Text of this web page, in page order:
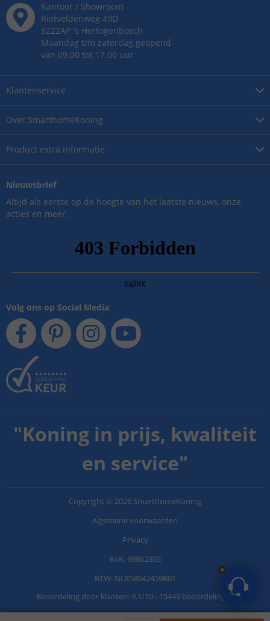
Over SmarthomeKoning
Product extra informatie
Klantenservice
Kantoor / Showroom
Rietveldenweg 49D
5222AP 's Hertogenbosch
Maandag t/m zaterdag geopend
van 09.00 tot 17.00 uur
Nieuwsbrief
Altijd als eerste op de hoogte van het laatste nieuws, onze
acties en meer.
Volg ons op Social Media
"Koning in prijs, kwaliteit
en service"
Copyright © 2026 SmarthomeKoning
Algemene voorwaarden
Privacy
KvK: 69862303
BTW: NL858042459B01
Beoordeling door klanten: 9.1/10- 15449 beoordelingen